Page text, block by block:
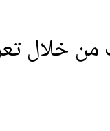
خلال